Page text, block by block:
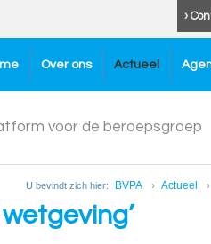
›
Over ons Actueel
voor de beroepsgroep
U bevindt zich hier: BVPA Actueel